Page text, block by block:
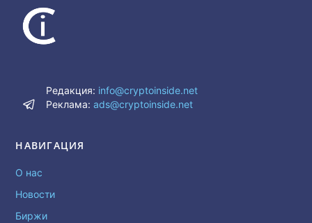
Редакция: info@cryptoinside.net
Реклама:ads@cryptoinside.net
НАВИГАЦИЯ
О нас
Новости
Биржи